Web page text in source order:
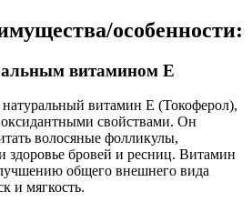
особенности:
витамином Е
витамин Е (Токоферол),
свойствами. Он
волосяные фолликулы,
здоровье бровей и ресниц. Витамин
общего внешнего вида
и мягкость.